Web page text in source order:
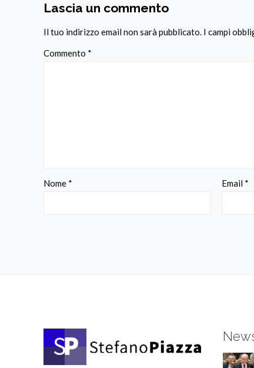
Lascia un commento
Il tuo indirizzo email non sarà pubblicato. I campi
Commento *
Nome * Email *